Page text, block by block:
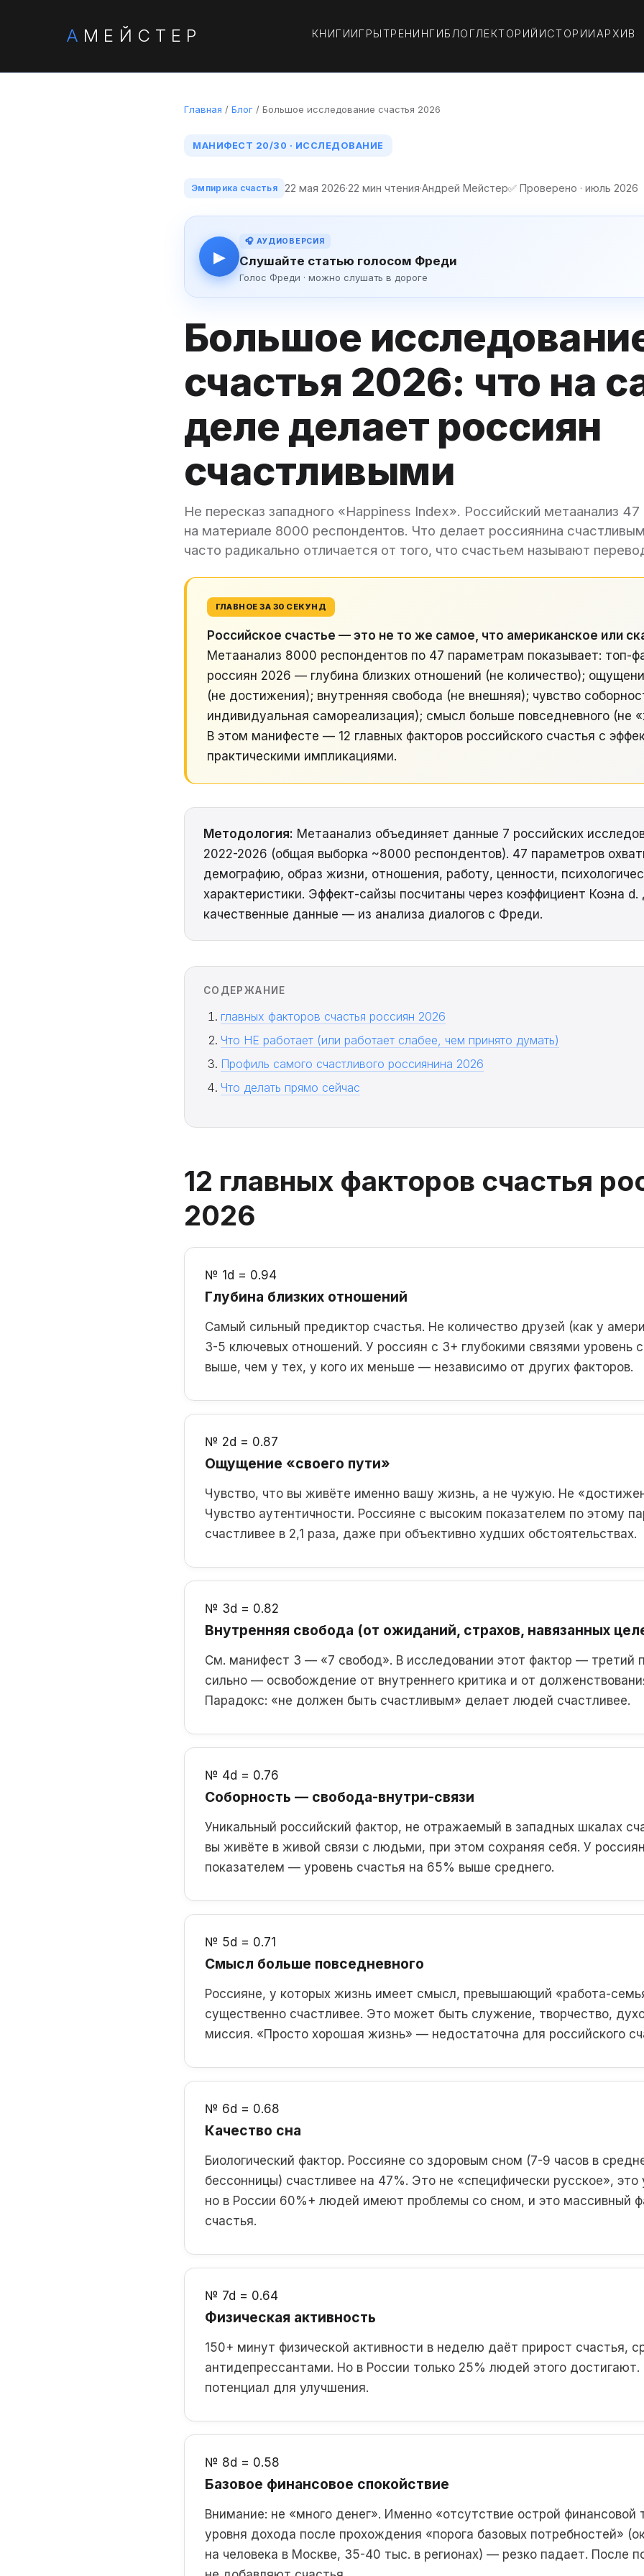
А МЕЙСТЕР КНИГИИГРЫТРЕНИНГИБЛОГЛЕКТОРИЙ ИСТОРИИ АРХИВ
Главная / Блог / Большое исследование счастья 2026
МАНИФЕСТ 20/30 · ИССЛЕДОВАНИЕ
Эмпирика счастья 22 мая 2026·22 мин чтения·Андрей Мейстер✅ Проверено · июль 2026
▶
🎧 АУДИОВЕРСИЯ
Слушайте статью голосом Фреди
Голос Фреди · можно слушать в дороге
Большое
счастья 2026: что на
деле делает россиян
счастливыми
Не пересказ западного «Happiness Index». Российский метаанализ
на материале 8000 респондентов. Что делает россиянина
часто радикально отличается от того, что счастьем называют
ГЛАВНОЕ ЗА 30 СЕКУНД
Российское счастье — это не то же самое, что американское или
Метаанализ 8000 респондентов по 47 параметрам показывает: топ-
россиян 2026 — глубина близких отношений (не количество);
(не достижения); внутренняя свобода (не внешняя); чувство
индивидуальная самореализация); смысл больше повседневного (не
В этом манифесте — 12 главных факторов российского счастья с
практическими импликациями.
Методология: Метаанализ объединяет данные 7 российских
2022-2026 (общая выборка ~8000 респондентов). 47 параметров
демографию, образ жизни, отношения, работу, ценности,
характеристики. Эффект-сайзы посчитаны через коэффициент Коэна
качественные данные — из анализа диалогов с Фреди.
СОДЕРЖАНИЕ
главных факторов счастья россиян 2026
Что НЕ работает (или работает слабее, чем принято думать)
Профиль самого счастливого россиянина 2026
Что делать прямо сейчас
12 главных факторов счастья
2026
№ 1 d = 0.94
Глубина близких отношений
Самый сильный предиктор счастья. Не количество друзей (как у
3-5 ключевых отношений. У россиян с 3+ глубокими связями уровень
выше, чем у тех, у кого их меньше — независимо от других факторов.
№ 2d = 0.87
Ощущение «своего пути»
Чувство, что вы живёте именно вашу жизнь, а не чужую. Не
Чувство аутентичности. Россияне с высоким показателем по этому
счастливее в 2,1 раза, даже при объективно худших обстоятельствах.
№ 3d = 0.82
Внутренняя свобода (от ожиданий, страхов, навязанных
См. манифест 3 — «7 свобод». В исследовании этот фактор — третий
сильно — освобождение от внутреннего критика и от
Парадокс: «не должен быть счастливым» делает людей счастливее.
№ 4d = 0.76
Соборность — свобода-внутри-связи
Уникальный российский фактор, не отражаемый в западных шкалах
вы живёте в живой связи с людьми, при этом сохраняя себя. У
показателем — уровень счастья на 65% выше среднего.
№ 5d = 0.71
Смысл больше повседневного
Россияне, у которых жизнь имеет смысл, превышающий «работа-
существенно счастливее. Это может быть служение, творчество,
миссия. «Просто хорошая жизнь» — недостаточна для российского
№ 6d = 0.68
Качество сна
Биологический фактор. Россияне со здоровым сном (7-9 часов в
бессонницы) счастливее на 47%. Это не «специфически русское»,
но в России 60%+ людей имеют проблемы со сном, и это массивный
счастья.
№ 7d = 0.64
Физическая активность
150+ минут физической активности в неделю даёт прирост счастья,
антидепрессантами. Но в России только 25% людей этого
потенциал для улучшения.
№ 8d = 0.58
Базовое финансовое спокойствие
Внимание: не «много денег». Именно «отсутствие острой финансовой
уровня дохода после прохождения «порога базовых потребностей»
на человека в Москве, 35-40 тыс. в регионах) — резко падает. После